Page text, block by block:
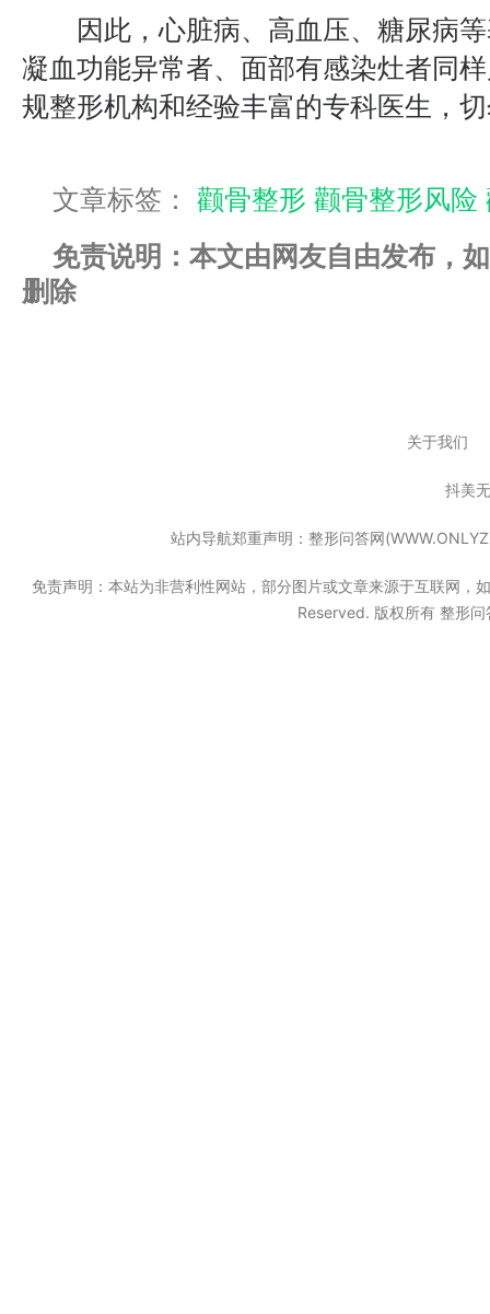
因此，心脏病、高血压、糖尿病等
凝血功能异常者、面部有感染灶者同
规整形机构和经验丰富的专科医生，
文章标签： 颧骨整形 颧骨整形风险
免责说明：本文由网友自由发布，
删除
关于我们
抖美
站内导航郑重声明：整形问答网
免责声明：本站为非营利性网站，部分图片或文章来源于互联网，
Reserved. 版权所有 整形问